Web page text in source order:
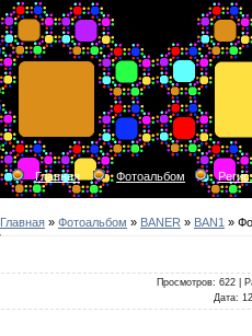
Главная Фотоальбом
Главная » Фотоальбом » BANER » BAN1 »
Просмотров: 622 |
Дата: